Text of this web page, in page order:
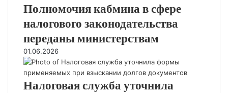
Полномочия кабмина в сфере
налогового законодательства
переданы министерствам
01.06.2026
Налоговая служба уточнила